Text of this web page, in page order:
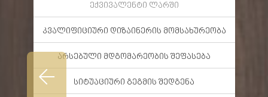
ექვივალენტი ლარში
კვალიფიციური დიზაინერის მომსახურეობა
არსებული მდგომარეობის შეფასება
სიტუაციური გეგმის შედგენა